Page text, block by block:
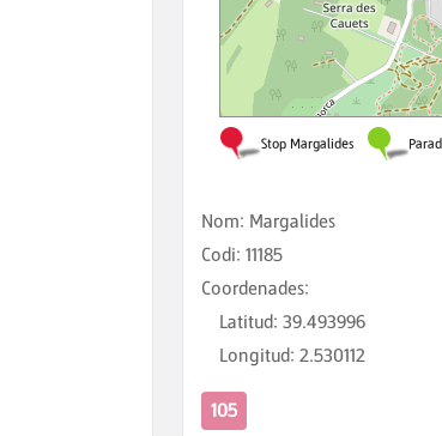
Nom: Margalides
Codi: 11185
Coordenades:
Latitud: 39.493996
Longitud: 2.530112
105